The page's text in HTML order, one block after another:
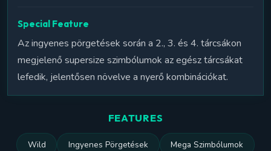
Special Feature
Az ingyenes pörgetések során a 2., 3. és 4. tárcsákon
megjelenő supersize szimbólumok az egész tárcsákat
lefedik, jelentősen növelve a nyerő kombinációkat.
FEATURES
Wild Ingyenes Pörgetések Mega Szimbólumok